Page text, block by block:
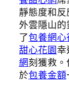
靜態度和
外雲隱山
了包養網心
甜心花園幸
網刻獲救
於包養金額